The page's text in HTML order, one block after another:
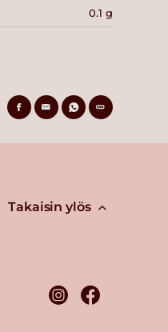
0.1 g
Takaisin ylös